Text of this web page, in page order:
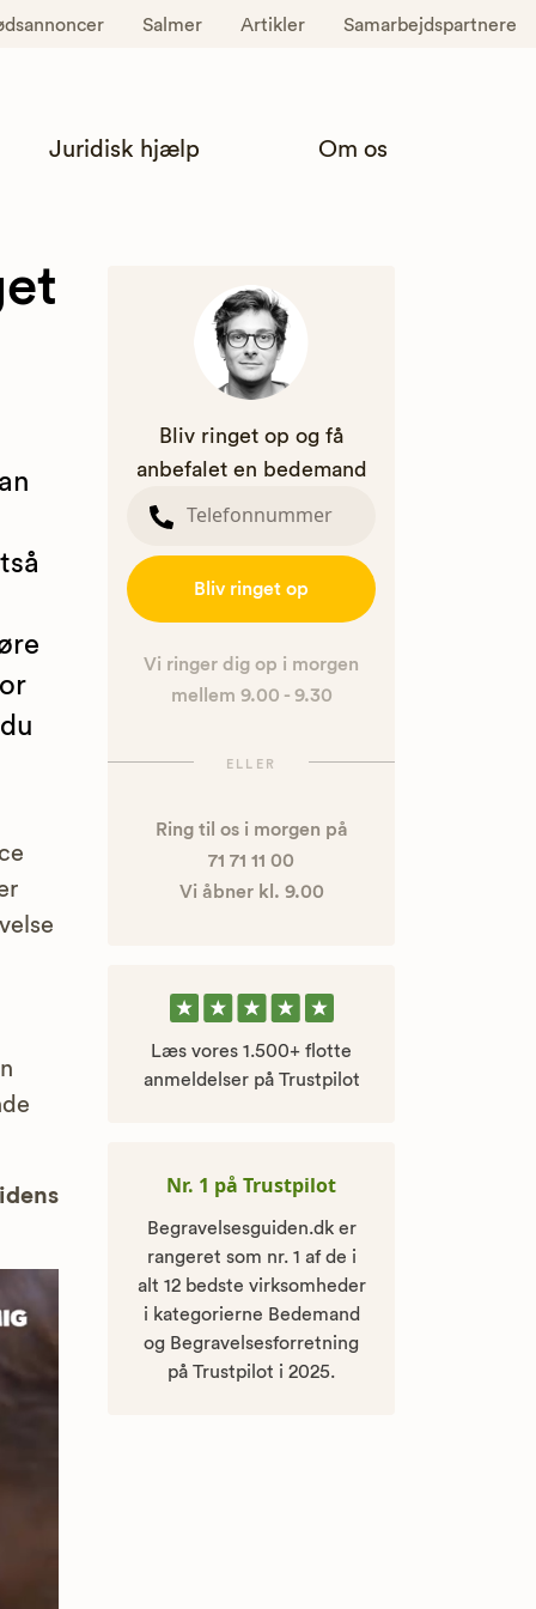
Salmer Artikler Samarbejdspartnere
Juridisk hjælp Om os
Bliv ringet op og få
anbefalet en bedemand
Bliv ringet op
Vi ringer dig op i morgen
mellem 9.00 - 9.30
ELLER
Ring til os i morgen på
71 71 11 00
Vi åbner kl. 9.00
Læs vores 1.500+ flotte
anmeldelser på Trustpilot
Nr. 1 på Trustpilot
Begravelsesguiden.dk er
rangeret som nr. 1 af de i
alt 12 bedste virksomheder
i kategorierne Bedemand
og Begravelsesforretning
på Trustpilot i 2025.